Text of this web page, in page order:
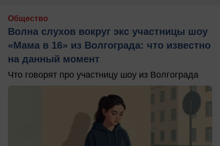
Общество
Волна слухов вокруг экс участницы шоу
«Мама в 16» из Волгограда: что известно
на данный момент
Что говорят про участницу шоу из Волгограда